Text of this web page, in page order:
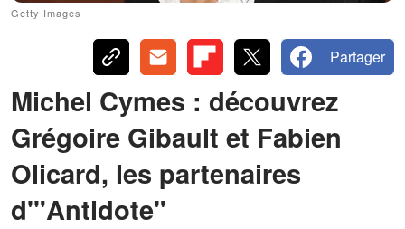
Getty Images
Partager
Michel Cymes : découvrez
Grégoire Gibault et Fabien
Olicard, les partenaires
d'"Antidote"